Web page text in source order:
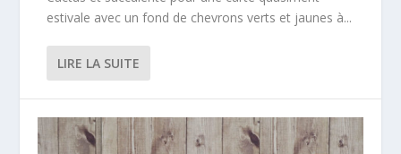
estivale avec un fond de chevrons verts et jaunes à...
LIRE LA SUITE